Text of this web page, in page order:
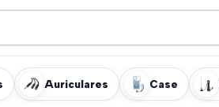
Auriculares Case